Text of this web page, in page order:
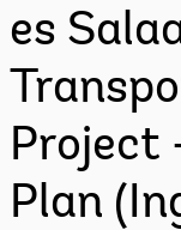
es
Project
Plan